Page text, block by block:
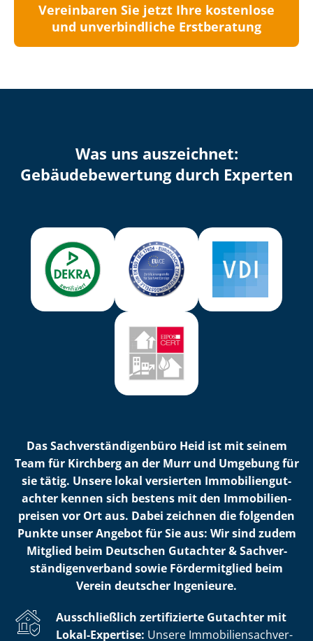
Vereinbaren Sie jetzt Ihre kostenlose
und unverbindliche Erstberatung
Was uns auszeichnet:
Ge­bäu­de­be­wer­tung durch Experten
Das Sach­ver­stän­di­gen­bü­ro Heid ist mit seinem
Team für Kirchberg an der Murr und Umgebung für
sie tätig. Unsere lokal versierten Im­mo­bi­li­en­gut­
ach­ter kennen sich bestens mit den Im­mo­bi­li­en­
prei­sen vor Ort aus. Dabei zeichnen die folgenden
Punkte unser Angebot für Sie aus: Wir sind zudem
Mitglied beim Deutschen Gutachter & Sach­ver­
stän­di­gen­ver­band sowie Fördermitglied beim
Verein deutscher Ingenieure.
Ausschließlich zertifizierte Gutachter mit
Lokal-Expertise: Unsere Im­mo­bi­li­en­sach­ver­